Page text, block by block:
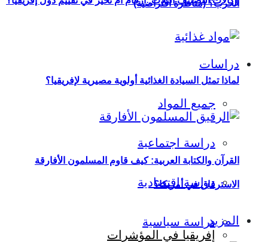
الحرب؟ (مناظرة افتراضية)
دراسات
جميع المواد
دراسة اجتماعية
دراسة اقتصادية
دراسة سياسية
لماذا تمثل السيادة الغذائية أولوية مصيرية لإفريقيا؟
القرآن والكتابة العربية: كيف قاوم المسلمون الأفارقة
الاسترقاق في أمريكا؟
المزيد
إفريقيا في المؤشرات